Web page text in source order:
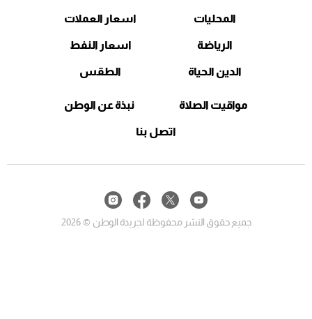
المحليات
الرياضة
الدين الحياة
اسعار العملات
اسعار النفط
الطقس
مواقيت الصلاة نبذة عن الوطن
اتصل بنا
جميع حقوق النشر محفوظة لجريدة الوطن © 2026